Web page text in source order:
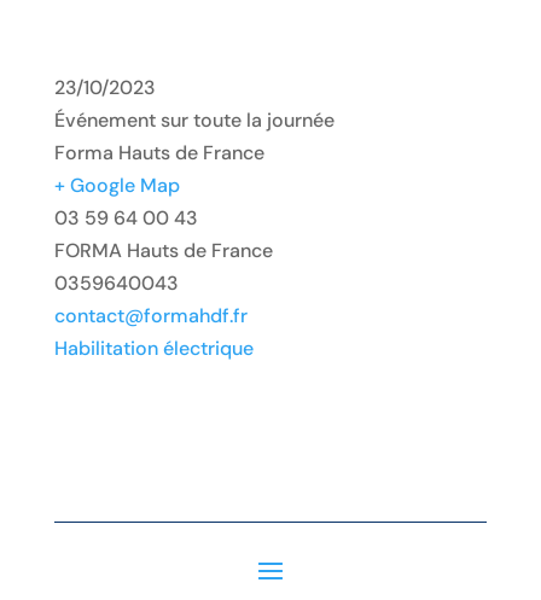
23/10/2023
Événement sur toute la journée
Forma Hauts de France
+ Google Map
03 59 64 00 43
FORMA Hauts de France
0359640043
contact@formahdf.fr
Habilitation électrique